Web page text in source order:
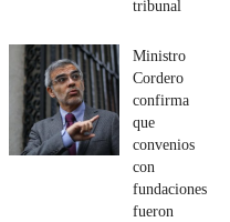
tribunal
Ministro
Cordero
confirma
que
convenios
con
fundaciones
fueron